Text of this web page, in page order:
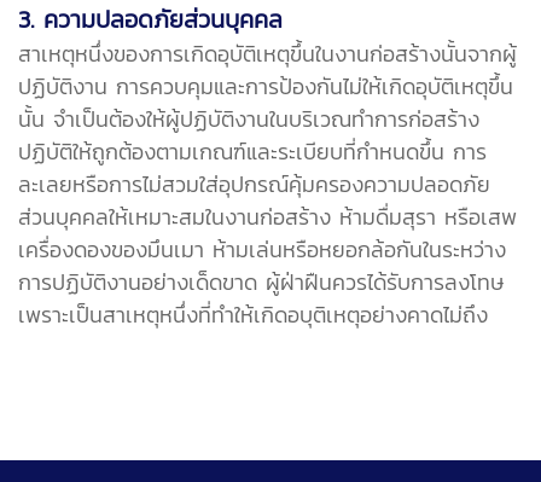
3. ความปลอดภัยส่วนบุคคล
สาเหตุหนึ่งของการเกิดอุบัติเหตุขึ้นในงานก่อสร้างนั้นจากผู้
ปฏิบัติงาน การควบคุมและการป้องกันไม่ให้เกิดอุบัติเหตุขึ้น
นั้น จำเป็นต้องให้ผู้ปฏิบัติงานในบริเวณทำการก่อสร้าง
ปฏิบัติให้ถูกต้องตามเกณฑ์และระเบียบที่กำหนดขึ้น การ
ละเลยหรือการไม่สวมใส่อุปกรณ์คุ้มครองความปลอดภัย
ส่วนบุคคลให้เหมาะสมในงานก่อสร้าง ห้ามดื่มสุรา หรือเสพ
เครื่องดองของมึนเมา ห้ามเล่นหรือหยอกล้อกันในระหว่าง
การปฏิบัติงานอย่างเด็ดขาด ผู้ฝ่าฝืนควรได้รับการลงโทษ
เพราะเป็นสาเหตุหนึ่งที่ทำให้เกิดอบุติเหตุอย่างคาดไม่ถึง